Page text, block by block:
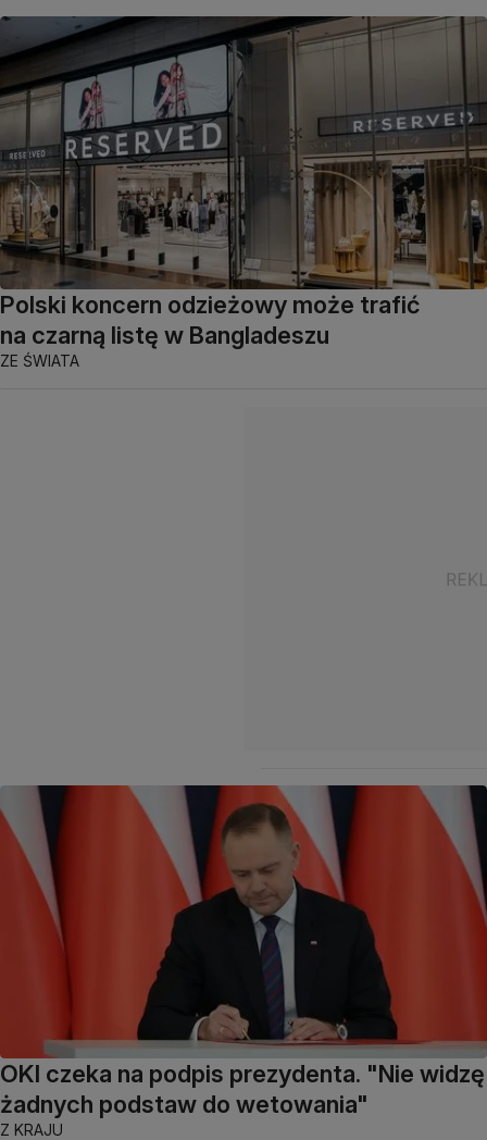
Polski koncern odzieżowy może trafić
na czarną listę w Bangladeszu
ZE ŚWIATA
OKI czeka na podpis prezydenta. "Nie widzę
żadnych podstaw do wetowania"
Z KRAJU